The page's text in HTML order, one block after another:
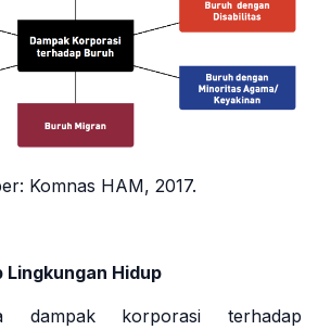
Komnas HAM, 2017.
Hidup
dampak korporasi terhadap